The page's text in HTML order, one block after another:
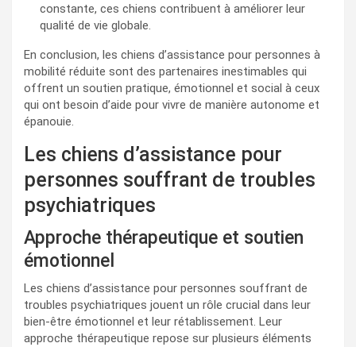
constante, ces chiens contribuent à améliorer leur
qualité de vie globale.
En conclusion, les chiens d’assistance pour personnes à
mobilité réduite sont des partenaires inestimables qui
offrent un soutien pratique, émotionnel et social à ceux
qui ont besoin d’aide pour vivre de manière autonome et
épanouie.
Les chiens d’assistance pour
personnes souffrant de troubles
psychiatriques
Approche thérapeutique et soutien
émotionnel
Les chiens d’assistance pour personnes souffrant de
troubles psychiatriques jouent un rôle crucial dans leur
bien-être émotionnel et leur rétablissement. Leur
approche thérapeutique repose sur plusieurs éléments